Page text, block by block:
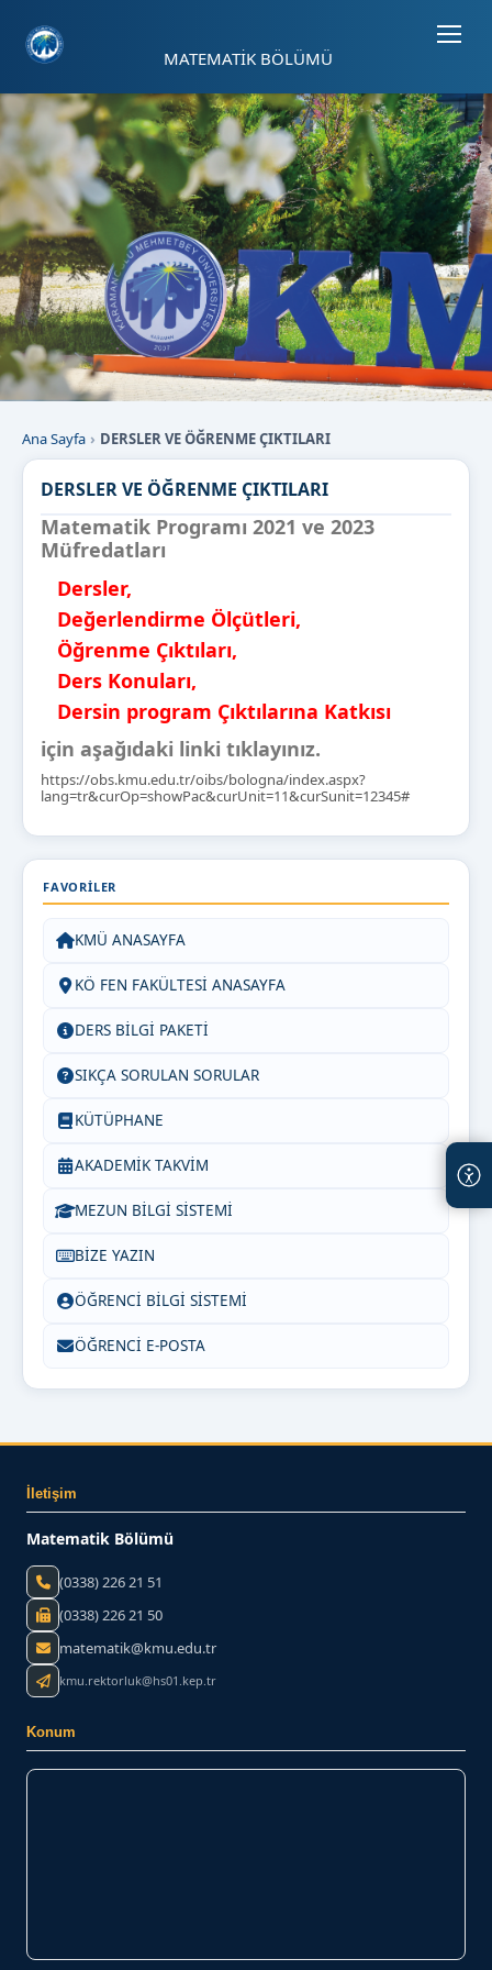
MATEMATİK BÖLÜMÜ
Ana Sayfa DERSLER VE ÖĞRENME ÇIKTILARI
DERSLER VE ÖĞRENME ÇIKTILARI
Matematik Programı 2021 ve 2023
Müfredatları
Dersler,
Değerlendirme Ölçütleri,
Öğrenme Çıktıları,
Ders Konuları,
Dersin program Çıktılarına Katkısı
için aşağıdaki linki tıklayınız.
https://obs.kmu.edu.tr/oibs/bologna/index.aspx?
lang=tr&curOp=showPac&curUnit=11&curSunit=12345#
FAVORILER
KMÜ ANASAYFA
KÖ FEN FAKÜLTESİ ANASAYFA
DERS BİLGİ PAKETİ
SIKÇA SORULAN SORULAR
KÜTÜPHANE
AKADEMİK TAKVİM
MEZUN BİLGİ SİSTEMİ
BİZE YAZIN
ÖĞRENCİ BİLGİ SİSTEMİ
ÖĞRENCİ E-POSTA
İletişim
Matematik Bölümü
(0338) 226 21 51
(0338) 226 21 50
matematik@kmu.edu.tr
kmu.rektorluk@hs01.kep.tr
Konum